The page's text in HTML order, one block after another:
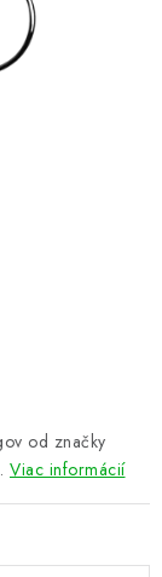
»
od značky
Viac informácií